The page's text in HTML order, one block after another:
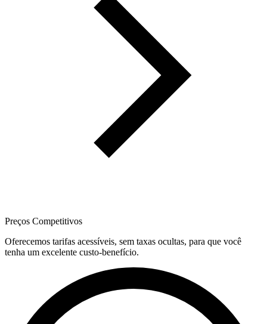
Preços Competitivos
Oferecemos tarifas acessíveis, sem taxas ocultas, para que você
tenha um excelente custo-benefício.